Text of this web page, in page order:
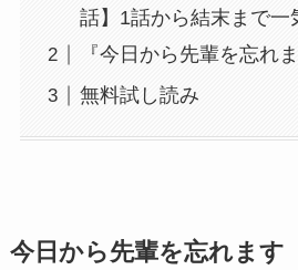
話】1話から結末まで一
『今日から先輩を忘れ
無料試し読み
今日から先輩を忘れます